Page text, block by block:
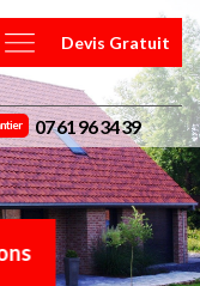
Devis Gratuit
07 61 96 34 39